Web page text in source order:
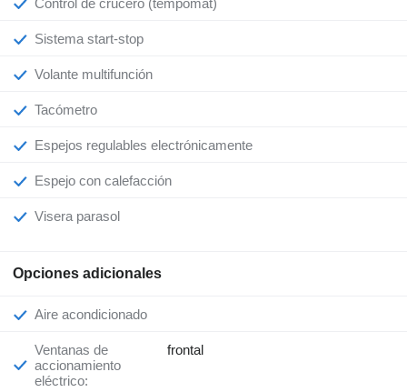
Control de crucero (tempomat)
Sistema start-stop
Volante multifunción
Tacómetro
Espejos regulables electrónicamente
Espejo con calefacción
Visera parasol
Opciones adicionales
Aire acondicionado
Ventanas de
accionamiento
eléctrico:
frontal